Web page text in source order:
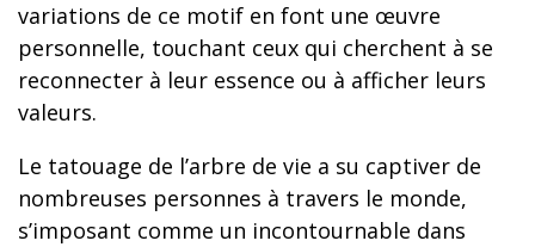
variations de ce motif en font une œuvre
personnelle, touchant ceux qui cherchent à se
reconnecter à leur essence ou à afficher leurs
valeurs.
Le tatouage de l’arbre de vie a su captiver de
nombreuses personnes à travers le monde,
s’imposant comme un incontournable dans